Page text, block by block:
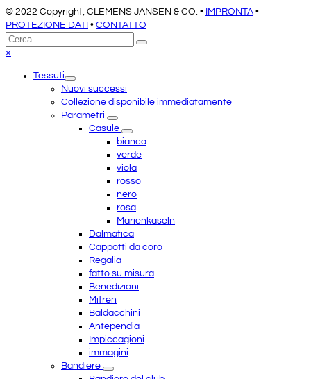
© 2022 Copyright, CLEMENS JANSEN & CO. • IMPRONTA •
PROTEZIONE DATI • CONTATTO
Torna
in
Cerca
Invia
×
menuTessuti
Nuovi successi
Collezione disponibile immediatamente
Parametri
Casule
bianca
verde
viola
rosso
nero
rosa
Marienkaseln
Dalmatica
Cappotti da coro
Regalia
fatto su misura
Benedizioni
Mitren
Baldacchini
Antependia
Impiccagioni
immagini
Bandiere